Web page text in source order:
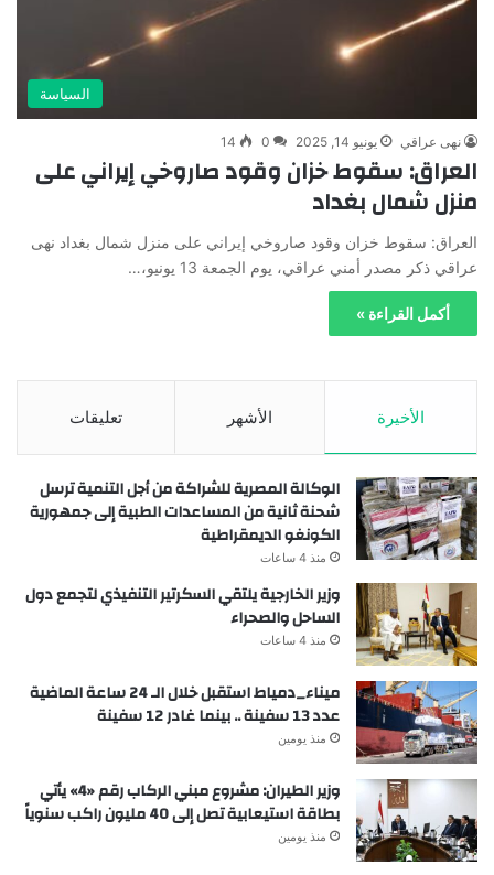
السياسة
نهى عراقي يونيو 14, 2025 0
14
العراق: سقوط خزان وقود صاروخي إيراني على
منزل شمال بغداد
العراق: سقوط خزان وقود صاروخي إيراني على منزل شمال بغداد نهى
عراقي ذكر مصدر أمني عراقي، يوم الجمعة 13 يونيو،…
أكمل القراءة »
الأخيرة الأشهر تعليقات
الوكالة المصرية للشراكة من أجل التنمية ترسل
شحنة ثانية من المساعدات الطبية إلى جمهورية
الكونغو الديمقراطية
منذ 4 ساعات
وزير الخارجية يلتقي السكرتير التنفيذي لتجمع دول
الساحل والصحراء
منذ 4 ساعات
ميناء_دمياط استقبل خلال الـ 24 ساعة الماضية
عدد 13 سفينة .. بينما غادر 12 سفينة
منذ يومين
وزير الطيران: مشروع مبني الركاب رقم «4» يأتي
بطاقة استيعابية تصل إلى 40 مليون راكب سنوياً
منذ يومين